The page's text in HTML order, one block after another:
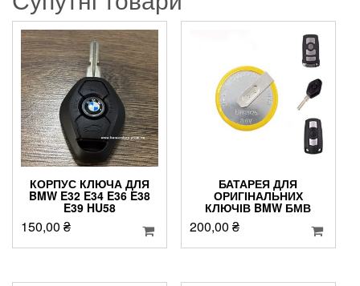
КОРПУС КЛЮЧА ДЛЯ
BMW E32 E34 E36 E38
E39 HU58
150,00 ₴
БАТАРЕЯ ДЛЯ
ОРИГІНАЛЬНИХ
КЛЮЧІВ BMW БМВ
200,00 ₴